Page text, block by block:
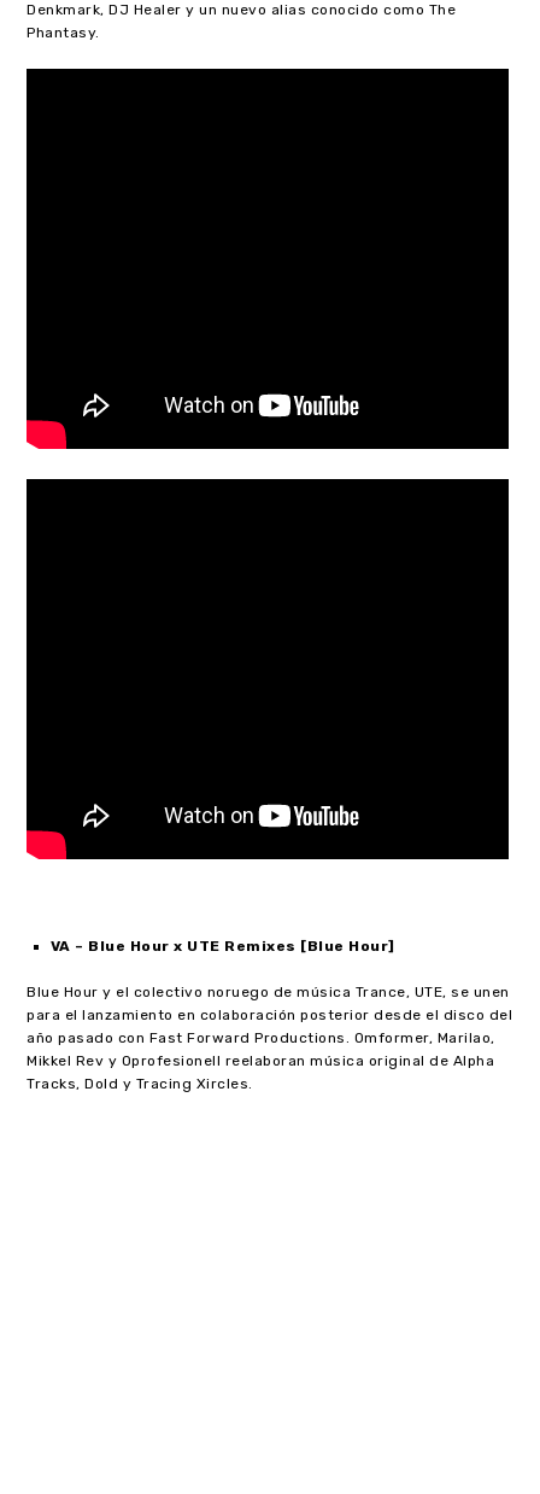
Denkmark, DJ Healer y un nuevo alias conocido como The
Phantasy.
VA – Blue Hour x UTE Remixes [Blue Hour]
Blue Hour y el colectivo noruego de música Trance, UTE, se unen
para el lanzamiento en colaboración posterior desde el disco del
año pasado con Fast Forward Productions. Omformer, Marilao,
Mikkel Rev y Oprofesionell reelaboran música original de Alpha
Tracks, Dold y Tracing Xircles.